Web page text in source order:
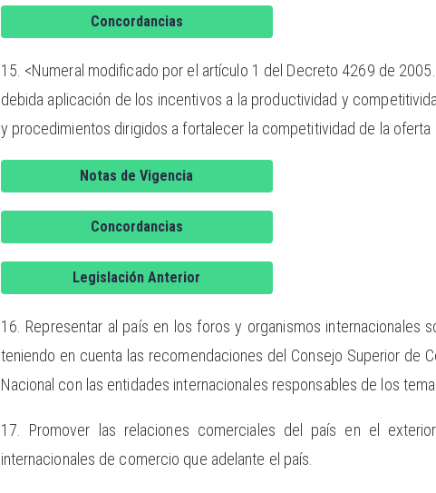
Concordancias
15. <Numeral modificado por el artículo 1 del Decreto 4269 de
debida aplicación de los incentivos a la productividad y
y procedimientos dirigidos a fortalecer la competitividad de la
Notas de Vigencia
Concordancias
Legislación Anterior
16. Representar al país en los foros y organismos
teniendo en cuenta las recomendaciones del Consejo Superior de
Nacional con las entidades internacionales responsables de los
17. Promover las relaciones comerciales del país en el
internacionales de comercio que adelante el país.